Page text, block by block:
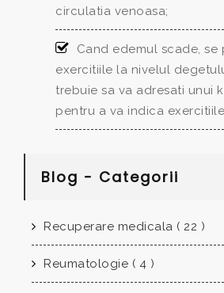
circulatia venoasa;
Cand edemul scade, se
exercitiile la nivelul
trebuie sa va adresati unui
pentru a va indica
Blog - Categorii
Recuperare medicala ( 22 )
Reumatologie ( 4 )